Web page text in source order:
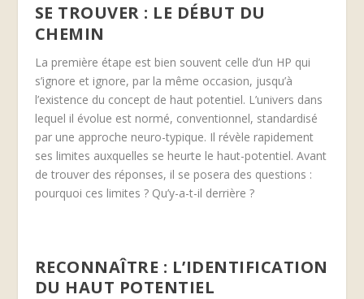
SE TROUVER : LE DÉBUT DU
CHEMIN
La première étape est bien souvent celle d’un HP qui
s’ignore et ignore, par la même occasion, jusqu’à
l’existence du concept de haut potentiel. L’univers dans
lequel il évolue est normé, conventionnel, standardisé
par une approche neuro-typique. Il révèle rapidement
ses limites auxquelles se heurte le haut-potentiel. Avant
de trouver des réponses, il se posera des questions :
pourquoi ces limites ? Qu’y-a-t-il derrière ?
RECONNAÎTRE : L’IDENTIFICATION
DU HAUT POTENTIEL